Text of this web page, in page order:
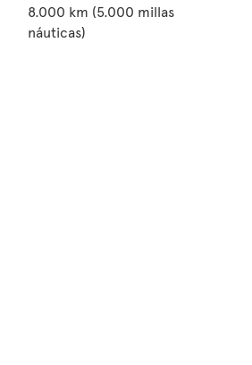
8.000 km (5.000 millas
náuticas)